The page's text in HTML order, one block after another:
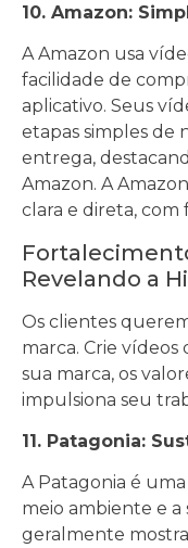
10. Amazon:
A Amazon usa
facilidade de
aplicativo. Seus
etapas simples de
entrega,
Amazon. A
clara e direta, com
Revelando a
Os clientes
marca. Crie
sua marca, os
impulsiona seu
11. Patagonia:
A Patagonia é
meio ambiente e
geralmente